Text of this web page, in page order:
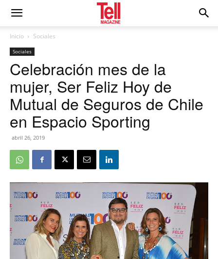
Inicio Sociales
Sociales
Celebración mes de la
mujer, Ser Feliz Hoy de
Mutual de Seguros de Chile
en Espacio Sporting
abril 26, 2019